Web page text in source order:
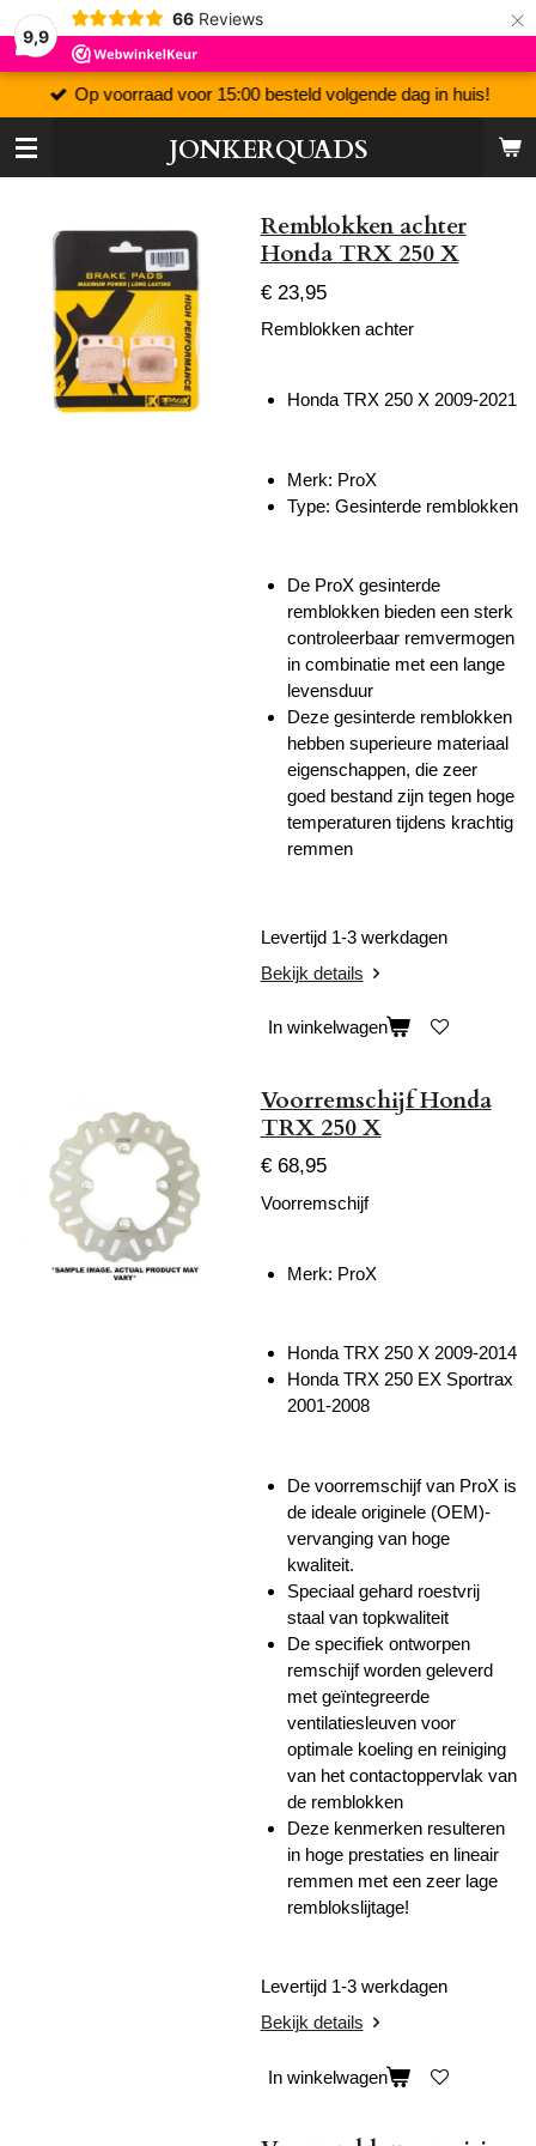
9,9
66 Reviews ×
JONKERQUADS
Op voorraad voor 15:00 besteld volgende dag in huis!
Remblokken achter
Honda TRX 250 X
€ 23,95
Remblokken achter
Honda TRX 250 X 2009-2021
Merk: ProX
Type: Gesinterde remblokken
De ProX gesinterde
remblokken bieden een sterk
controleerbaar remvermogen
in combinatie met een lange
levensduur
Deze gesinterde remblokken
hebben superieure materiaal
eigenschappen, die zeer
goed bestand zijn tegen hoge
temperaturen tijdens krachtig
remmen
Levertijd 1-3 werkdagen
Bekijk details
In winkelwagen
Voorremschijf Honda
TRX 250 X
€ 68,95
Voorremschijf
Merk: ProX
Honda TRX 250 X 2009-2014
Honda TRX 250 EX Sportrax
2001-2008
De voorremschijf van ProX is
de ideale originele (OEM)-
vervanging van hoge
kwaliteit.
Speciaal gehard roestvrij
staal van topkwaliteit
De specifiek ontworpen
remschijf worden geleverd
met geïntegreerde
ventilatiesleuven voor
optimale koeling en reiniging
van het contactoppervlak van
de remblokken
Deze kenmerken resulteren
in hoge prestaties en lineair
remmen met een zeer lage
remblokslijtage!
Levertijd 1-3 werkdagen
Bekijk details
In winkelwagen